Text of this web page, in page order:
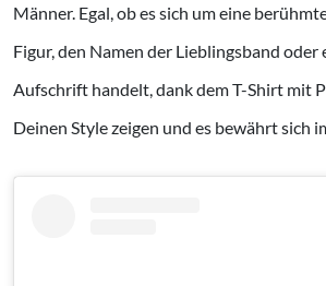
Männer. Egal, ob es sich um eine
Figur, den Namen der Lieblingsband oder
Aufschrift handelt, dank dem T-Shirt mit
Deinen Style zeigen und es bewährt sich